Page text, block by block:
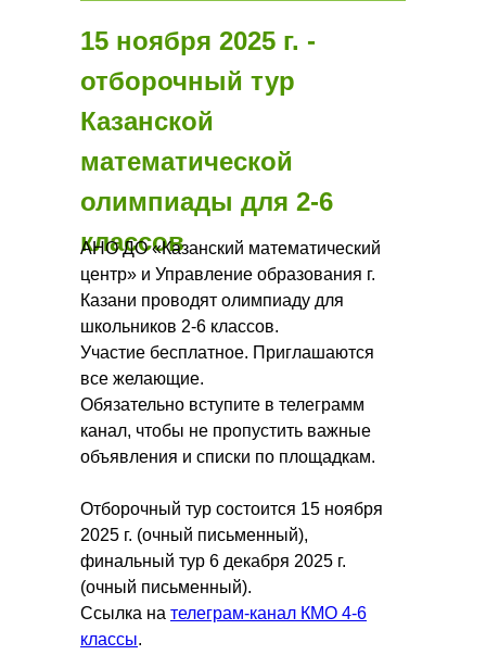
15 ноября 2025 г. -
отборочный тур
Казанской
математической
олимпиады для 2-6
классов
АНО ДО «Казанский математический
центр» и Управление образования г.
Казани проводят олимпиаду для
школьников 2-6 классов.
Участие бесплатное. Приглашаются
все желающие.
Обязательно вступите в телеграмм
канал, чтобы не пропустить важные
объявления и списки по площадкам.
Отборочный тур состоится 15 ноября
2025 г. (очный письменный),
финальный тур 6 декабря 2025 г.
(очный письменный).
Ссылка на телеграм-канал КМО 4-6
классы.